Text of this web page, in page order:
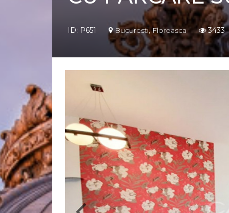
ID: P651 Bucuresti, Floreasca 3433